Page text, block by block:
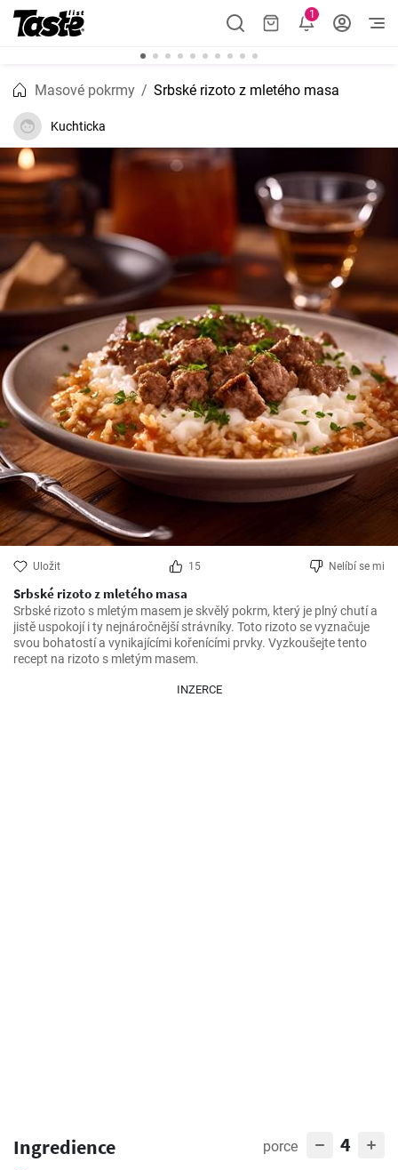
1
Masové pokrmy Srbské rizoto z mletého masa
Kuchticka
Uložit 15 Nelíbí se mi
Srbské rizoto z mletého masa
Srbské rizoto s mletým masem je skvělý pokrm, který je plný chutí a
jistě uspokojí i ty nejnáročnější strávníky. Toto rizoto se vyznačuje
svou bohatostí a vynikajícími kořenícími prvky. Vyzkoušejte tento
recept na rizoto s mletým masem.
INZERCE
Ingredience porce 4